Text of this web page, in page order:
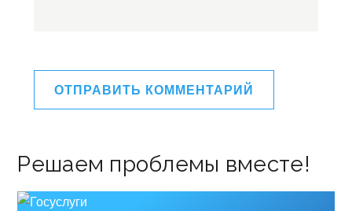
Решаем проблемы вместе!